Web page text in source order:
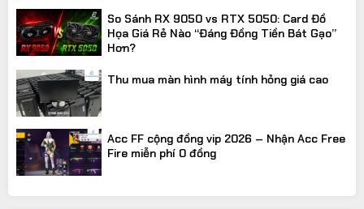
So Sánh RX 9050 vs RTX 5050: Card Đồ
Họa Giá Rẻ Nào “Đáng Đồng Tiền Bát Gạo”
Hơn?
Thu mua màn hình máy tính hỏng giá cao
Acc FF cộng đồng vip 2026 – Nhận Acc Free
Fire miễn phí 0 đồng